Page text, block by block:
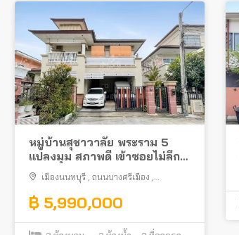
หมู่บ้านสุชาวาลัย พระราม 5
แปลงมุม สภาพดี เข้าซอยไม่ลึก
ใกล้สะพานพระราม 5
เมืองนนทบุรี ถนนบางศรีเมือง
฿ 5,990,000